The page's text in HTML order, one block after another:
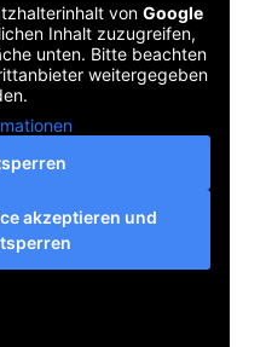
von Google
Inhalt zuzugreifen,
unten. Bitte beachten
weitergegeben
akzeptieren und